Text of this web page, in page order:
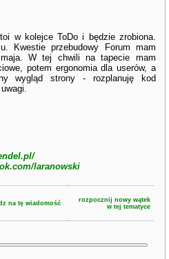
w kolejce ToDo i będzie zrobiona.
Kwestie przebudowy Forum mam
W tej chwili na tapecie mam
potem ergonomia dla userów, a
wygląd strony - rozplanuję kod
laranowski
na tę wiadomość
rozpocznij nowy wątek
w tej tematyce